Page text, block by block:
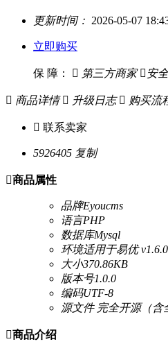
更新时间： 2026-05-07
立即购买
保 障：  第三方商家  安
 商品详情  升级日志  购买流
 联系卖家
5926405 复制
商品属性
品牌Eyoucms
语言PHP
数据库Mysql
环境适用于易优
大小370.86KB
版本号1.0.0
编码UTF-8
源文件完全开源（含
商品介绍